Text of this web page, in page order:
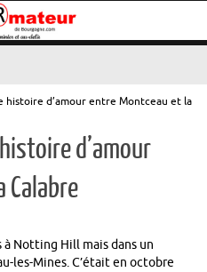
histoire d’amour entre Montceau et la
d’amour
Calabre
Notting Hill mais dans un
les-Mines. C’était en octobre